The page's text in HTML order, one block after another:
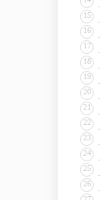
15
16
17
18
19
20
21
22
23
24
25
26